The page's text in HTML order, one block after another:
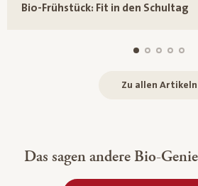
Bio-Frühstück: Fit in den Schultag
Zu allen Artikeln
Das sagen andere Bio-